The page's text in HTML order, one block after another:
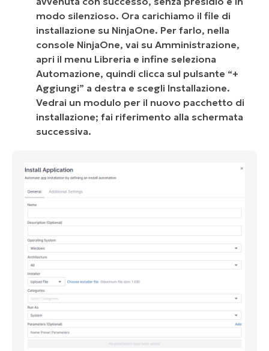
modo silenzioso. Ora carichiamo il file di
installazione su NinjaOne. Per farlo, nella
console NinjaOne, vai su Amministrazione,
apri il menu Libreria e infine seleziona
Automazione, quindi clicca sul pulsante “+
Aggiungi” a destra e scegli Installazione.
Vedrai un modulo per il nuovo pacchetto di
installazione; fai riferimento alla schermata
successiva.